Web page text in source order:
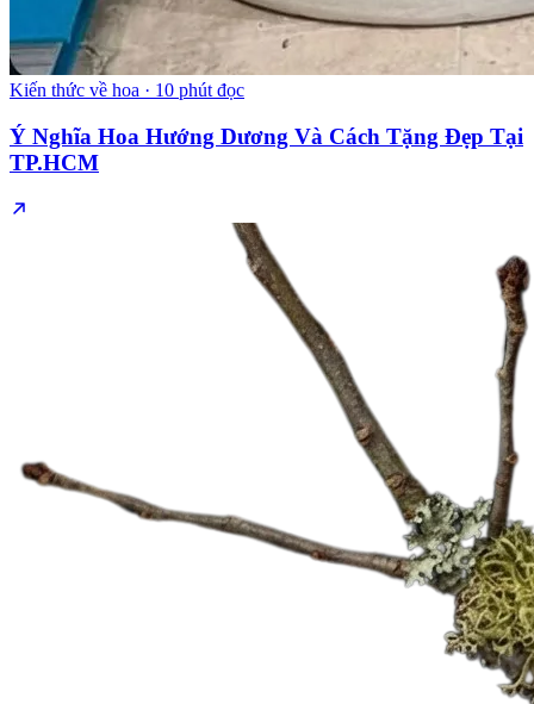
Kiến thức về hoa · 10 phút đọc
Ý Nghĩa Hoa Hướng Dương Và Cách Tặng Đẹp Tại
TP.HCM